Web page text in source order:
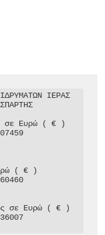
ΙΕΡΑΣ
σε Ευρώ ( € )
( € )
σε Ευρώ ( € )